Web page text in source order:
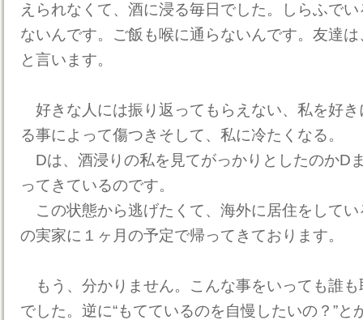
えられなくて、酒に浸る毎日でした。しらふで
ないんです。ご飯も喉に通らないんです。友達
と言います。
好きな人には振り返ってもらえない、私を好
る事によって傷つきそして、私に冷たくなる。
Dは、酒浸りの私を見てがっかりとしたのかD
ってきているのです。
この状態から逃げたくて、海外に居住をして
の実家に１ヶ月の予定で帰ってきております。
もう、分かりません。こんな事をいっても誰
でした。逆に“もてているのを自慢したいの？”と